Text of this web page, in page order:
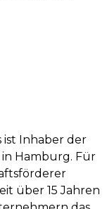
ist Inhaber der
in Hamburg. Für
über 15 Jahren